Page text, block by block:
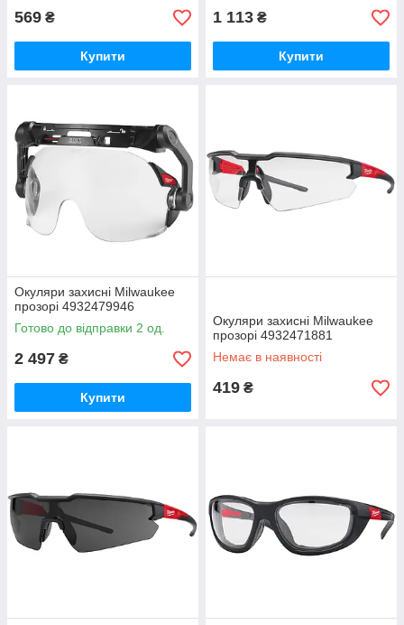
569 ₴
Купити
1 113 ₴
Купити
Окуляри захисні Milwaukee
прозорі 4932479946
Готово до відправки 2 од.
2 497 ₴
Купити
Окуляри захисні Milwaukee
прозорі 4932471881
Немає в наявності
419 ₴